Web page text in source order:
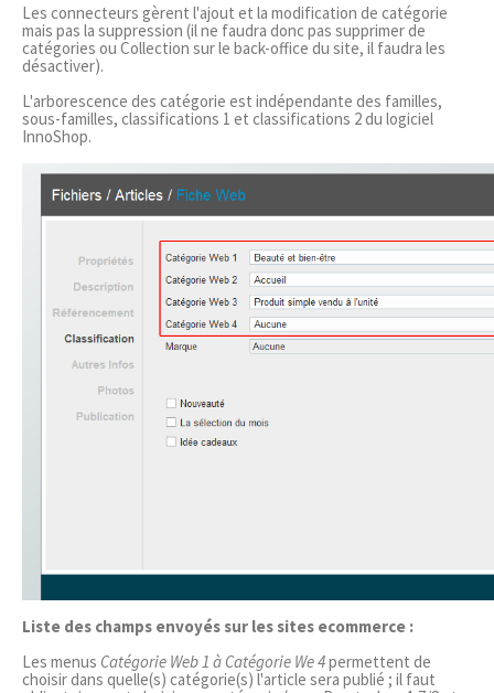
Les connecteurs gèrent l'ajout et la modification de catégorie
mais pas la suppression (il ne faudra donc pas supprimer de
catégories ou Collection sur le back-office du site, il faudra les
désactiver).
L'arborescence des catégorie est indépendante des familles,
sous-familles, classifications 1 et classifications 2 du logiciel
InnoShop.
Liste des champs envoyés sur les sites ecommerce :
Les menus Catégorie Web 1 à Catégorie We 4permettent de
choisir dans quelle(s) catégorie(s) l'article sera publié ; il faut